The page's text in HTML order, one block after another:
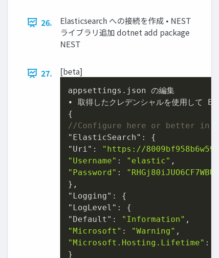
26.
Elasticsearch への接続を作成 • NEST
ライブラリ追加 dotnet add package
NEST
27. [beta]
appsettings .json の編集
• 取得したクレデンシャルを使⽤して
//Configure here or better in
"ElasticSearch": {
"Uri":
"https://
"Username" : "elastic"
"Password" :
},
"Logging": {
"LogLevel": {
"Default":
"Information"
"Microsoft" : "Warning"
"Microsoft.Hosting.Lifetime" :
}